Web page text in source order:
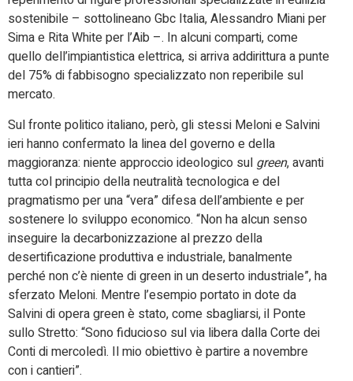
sostenibile – sottolineano Gbc Italia, Alessandro Miani per
Sima e Rita White per l’Aib –. In alcuni comparti, come
quello dell’impiantistica elettrica, si arriva addirittura a punte
del 75% di fabbisogno specializzato non reperibile sul
mercato.
Sul fronte politico italiano, però, gli stessi Meloni e Salvini
ieri hanno confermato la linea del governo e della
maggioranza: niente approccio ideologico sul green, avanti
tutta col principio della neutralità tecnologica e del
pragmatismo per una “vera” difesa dell’ambiente e per
sostenere lo sviluppo economico. “Non ha alcun senso
inseguire la decarbonizzazione al prezzo della
desertificazione produttiva e industriale, banalmente
perché non c’è niente di green in un deserto industriale”, ha
sferzato Meloni. Mentre l’esempio portato in dote da
Salvini di opera green è stato, come sbagliarsi, il Ponte
sullo Stretto: “Sono fiducioso sul via libera dalla Corte dei
Conti di mercoledì. Il mio obiettivo è partire a novembre
con i cantieri”.